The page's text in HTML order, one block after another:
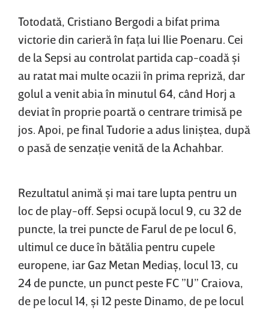
Totodată, Cristiano Bergodi a bifat prima
victorie din carieră în faţa lui Ilie Poenaru. Cei
de la Sepsi au controlat partida cap-coadă şi
au ratat mai multe ocazii în prima repriză, dar
golul a venit abia în minutul 64, când Horj a
deviat în proprie poartă o centrare trimisă pe
jos. Apoi, pe final Tudorie a adus liniştea, după
o pasă de senzaţie venită de la Achahbar.
Rezultatul animă şi mai tare lupta pentru un
loc de play-off. Sepsi ocupă locul 9, cu 32 de
puncte, la trei puncte de Farul de pe locul 6,
ultimul ce duce în bătălia pentru cupele
europene, iar Gaz Metan Mediaş, locul 13, cu
24 de puncte, un punct peste FC ”U” Craiova,
de pe locul 14, şi 12 peste Dinamo, de pe locul